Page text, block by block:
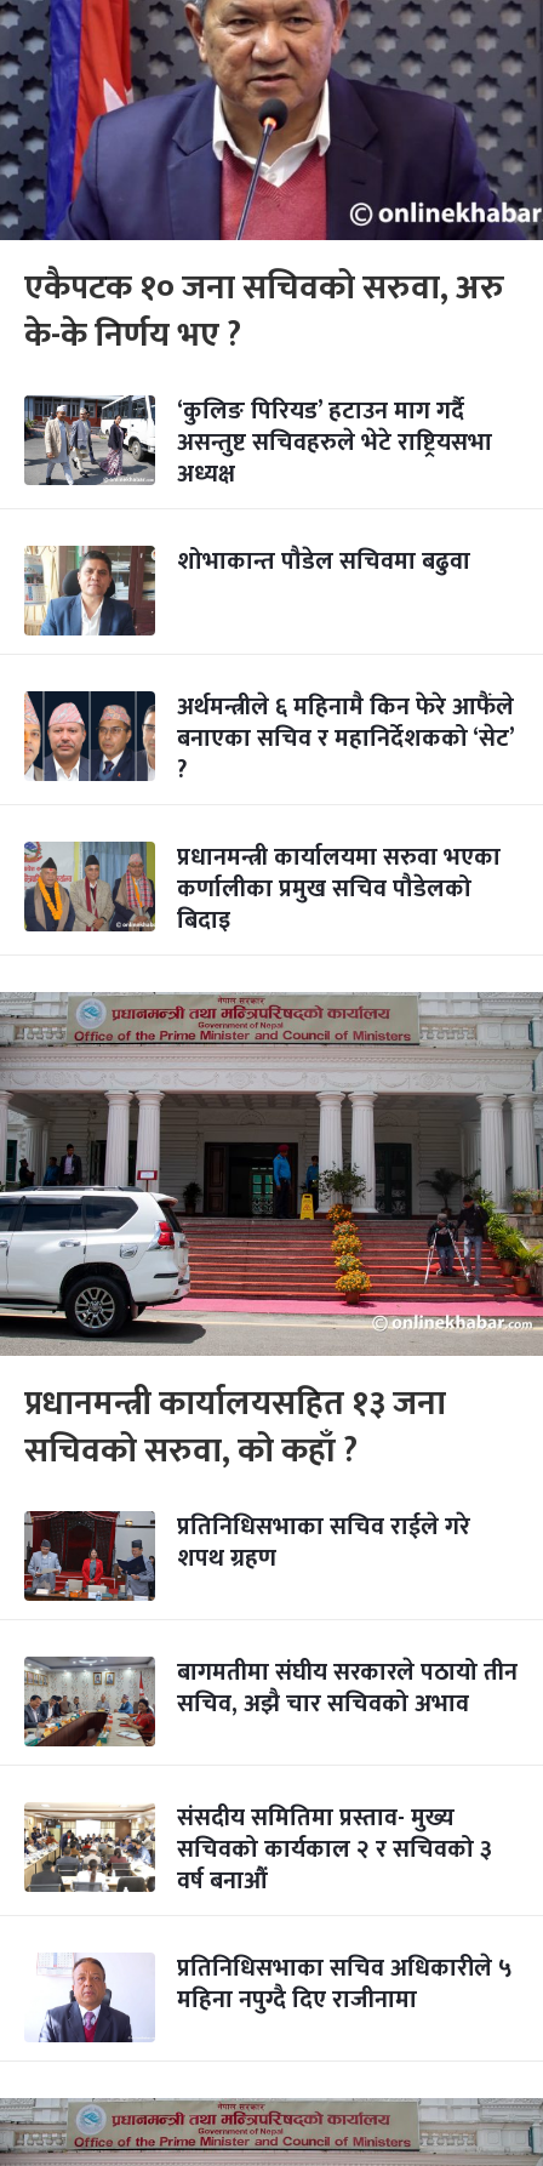
एकैपटक १० जना सचिवको सरुवा, अरु
के-के निर्णय भए ?
‘कुलिङ पिरियड’ हटाउन माग गर्दै
असन्तुष्ट सचिवहरुले भेटे राष्ट्रियसभा
अध्यक्ष
शोभाकान्त पौडेल सचिवमा बढुवा
अर्थमन्त्रीले ६ महिनामै किन फेरे आफैंले
बनाएका सचिव र महानिर्देशकको ‘सेट’
?
प्रधानमन्त्री कार्यालयमा सरुवा भएका
कर्णालीका प्रमुख सचिव पौडेलको
बिदाइ
प्रधानमन्त्री कार्यालयसहित १३ जना
सचिवको सरुवा, को कहाँ ?
प्रतिनिधिसभाका सचिव राईले गरे
शपथ ग्रहण
बागमतीमा संघीय सरकारले पठायो तीन
सचिव, अझै चार सचिवको अभाव
संसदीय समितिमा प्रस्ताव- मुख्य
सचिवको कार्यकाल २ र सचिवको ३
वर्ष बनाऔं
प्रतिनिधिसभाका सचिव अधिकारीले ५
महिना नपुग्दै दिए राजीनामा